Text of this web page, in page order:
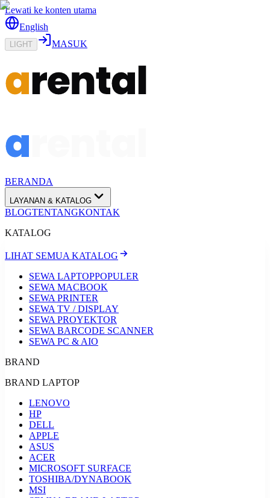
Lewati ke konten utama
English
LIGHT MASUK
BERANDA
LAYANAN & KATALOG
BLOGTENTANGKONTAK
KATALOG
LIHAT SEMUA KATALOG
SEWA LAPTOPPOPULER
SEWA MACBOOK
SEWA PRINTER
SEWA TV / DISPLAY
SEWA PROYEKTOR
SEWA BARCODE SCANNER
SEWA PC & AIO
BRAND
BRAND LAPTOP
LENOVO
HP
DELL
APPLE
ASUS
ACER
MICROSOFT SURFACE
TOSHIBA/DYNABOOK
MSI